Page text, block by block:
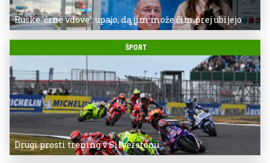
Ruske 'črne vdove': upajo, da jim može čim prej ubijejo
ŠPORT
Drugi prosti trening v Silverstonu